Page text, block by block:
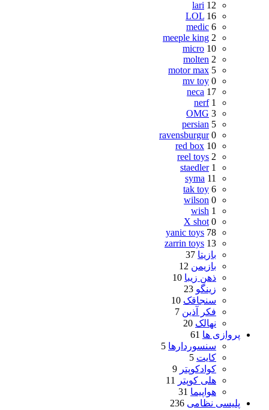
lari 12
LOL 16
medic 6
meeple king 2
micro 10
molten 2
motor max 5
mv toy 0
neca 17
nerf 1
OMG 3
persian 5
ravensburgur 0
red box 10
reel toys 2
staedler 1
syma 11
tak toy 6
wilson 0
wish 1
X shot 0
yanic toys 78
zarrin toys 13
بازیتا 37
بازیمن 12
ذهن زیبا 10
زینگو 23
سنجاقک 10
فکر آذین 7
نهالک 20
پروازی ها 61
سنسوردارها 5
کایت 5
کوادکوپتر 9
هلی کوپتر
11
هواپیما 31
پلیسی نظامی 236